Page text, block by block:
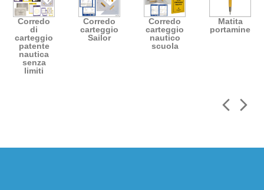
Corredo
di
carteggio
patente
nautica
senza
limiti
Corredo
carteggio
Sailor
Corredo
carteggio
nautico
scuola
Matita
portamine